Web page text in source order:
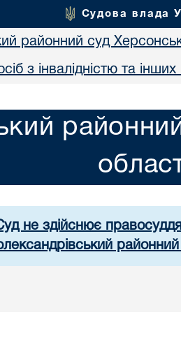
Судова влада
районний суд
з інвалідністю та
не здійснює